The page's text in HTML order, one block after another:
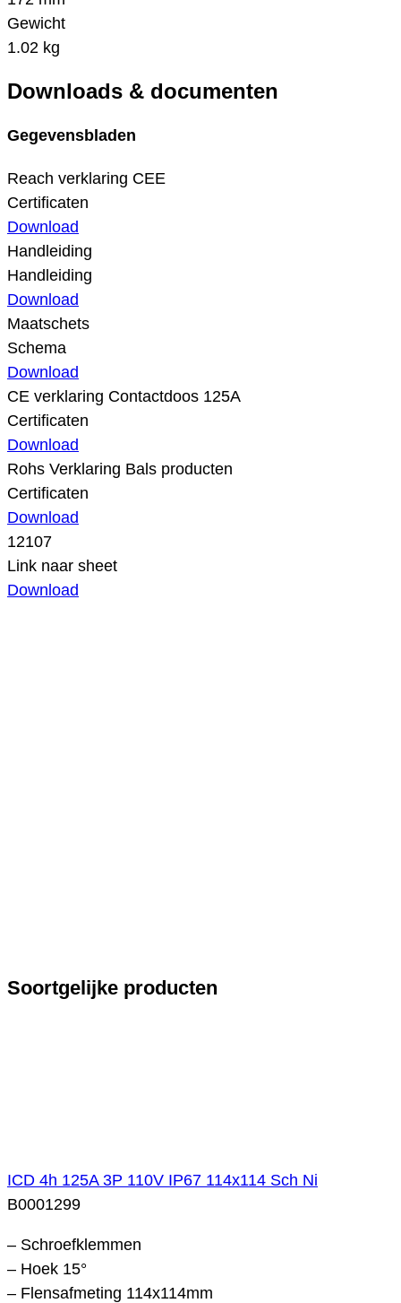
Gewicht
1.02 kg
Downloads & documenten
Gegevensbladen
Reach verklaring CEE
Certificaten
Download
Handleiding
Handleiding
Download
Maatschets
Schema
Download
CE verklaring Contactdoos 125A
Certificaten
Download
Rohs Verklaring Bals producten
Certificaten
Download
12107
Link naar sheet
Download
Soortgelijke producten
ICD 4h 125A 3P 110V IP67 114x114 Sch Ni
B0001299
– Schroefklemmen
– Hoek 15°
– Flensafmeting 114x114mm